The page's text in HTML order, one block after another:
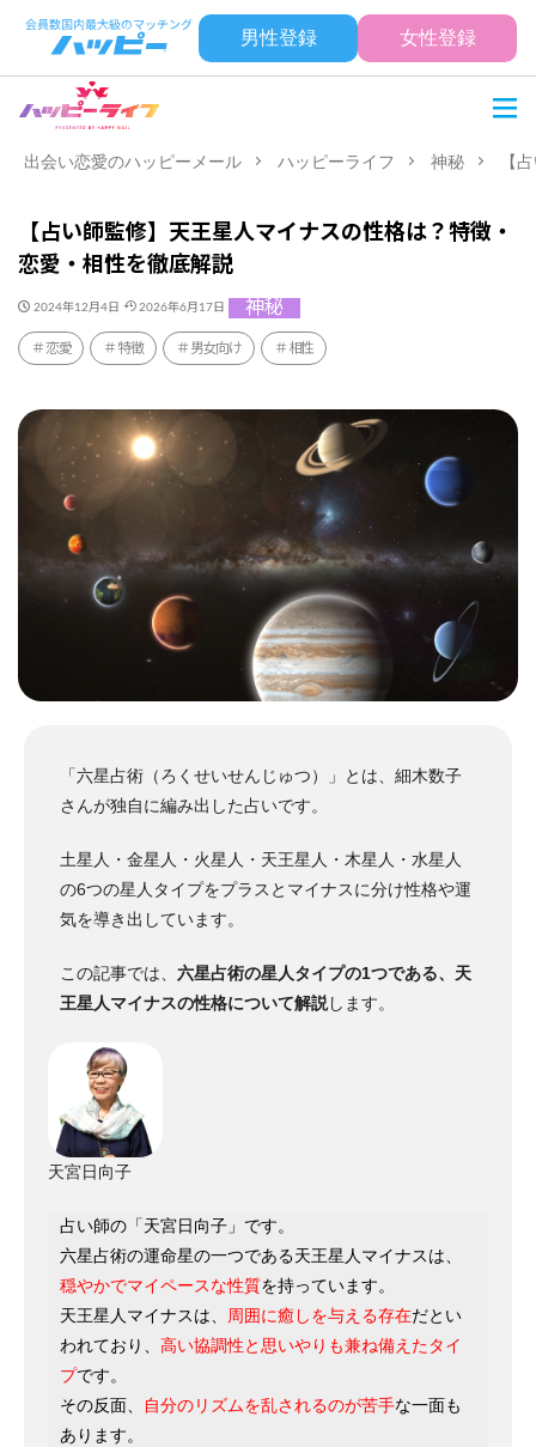
男性登録 女性登録
出会い恋愛のハッピーメール ハッピーライフ 神秘 【
【占い師監修】天王星人マイナスの性格は？特徴・
恋愛・相性を徹底解説
2024年12月4日 2026年6月17日 神秘
恋愛 特徴 男女向け 相性
「六星占術（ろくせいせんじゅつ）」とは、細木数子
さんが独自に編み出した占いです。
土星人・金星人・火星人・天王星人・木星人・水星人
の6つの星人タイプをプラスとマイナスに分け性格や運
気を導き出しています。
この記事では、 六星占術の星人タイプの1つである、天
王星人マイナスの性格について解説します。
天宮日向子
占い師の「天宮日向子」です。
六星占術の運命星の一つである天王星人マイナスは、
穏やかでマイペースな性質を持っています。
天王星人マイナスは、
周囲に癒しを与える存在だとい
われており、 高い協調性と思いやりも兼ね備えたタイ
プです。
その反面、
自分のリズムを乱されるのが苦手な一面も
あります。